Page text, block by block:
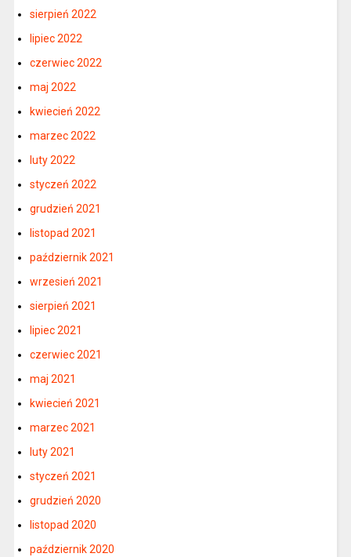
sierpień 2022
lipiec 2022
czerwiec 2022
maj 2022
kwiecień 2022
marzec 2022
luty 2022
styczeń 2022
grudzień 2021
listopad 2021
październik 2021
wrzesień 2021
sierpień 2021
lipiec 2021
czerwiec 2021
maj 2021
kwiecień 2021
marzec 2021
luty 2021
styczeń 2021
grudzień 2020
listopad 2020
październik 2020